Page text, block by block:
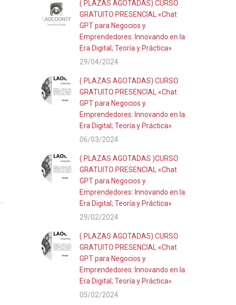
( PLAZAS AGOTADAS) CURSO
GRATUITO PRESENCIAL «Chat
GPT para Negocios y
Emprendedores: Innovando en la
Era Digital; Teoría y Práctica»
29/04/2024
( PLAZAS AGOTADAS) CURSO
GRATUITO PRESENCIAL «Chat
GPT para Negocios y
Emprendedores: Innovando en la
Era Digital; Teoría y Práctica»
06/03/2024
( PLAZAS AGOTADAS )CURSO
GRATUITO PRESENCIAL «Chat
GPT para Negocios y
Emprendedores: Innovando en la
Era Digital; Teoría y Práctica»
29/02/2024
( PLAZAS AGOTADAS) CURSO
GRATUITO PRESENCIAL «Chat
GPT para Negocios y
Emprendedores: Innovando en la
Era Digital; Teoría y Práctica»
05/02/2024